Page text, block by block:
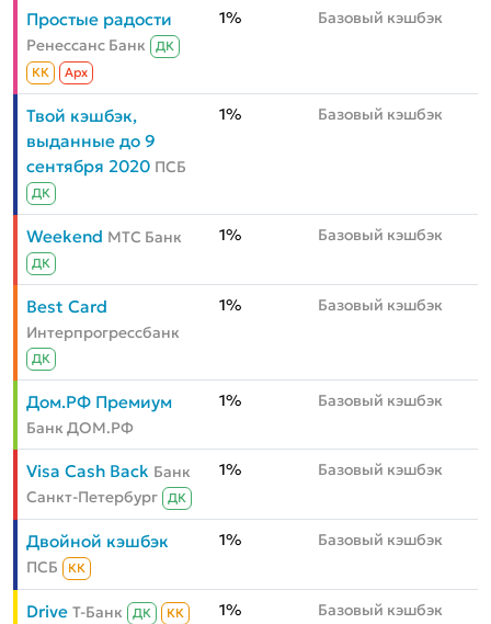
Простые радости
Ренессанс Банк
ДК
КК
Aрх
1% Базовый кэшбэк
Твой кэшбэк,
выданные до 9
сентября 2020 ПСБ
ДК
1% Базовый кэшбэк
Weekend МТС Банк
ДК
1% Базовый кэшбэк
Best Card
Интерпрогрессбанк
ДК
1% Базовый кэшбэк
Дом.РФ Премиум
Банк ДОМ.РФ
1% Базовый кэшбэк
Visa Cash Back Банк
Санкт-Петербург
ДК
1% Базовый кэшбэк
Двойной кэшбэк
ПСБ КК
1% Базовый кэшбэк
Drive Т-Банк ДК КК 1% Базовый кэшбэк